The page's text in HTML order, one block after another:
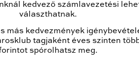
kedvező számlavezetési
választhatnak.
más kedvezmények
tagjaként éves szinten
spórolhatsz meg.